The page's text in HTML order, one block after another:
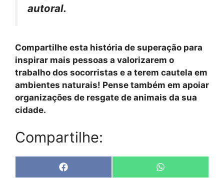
autoral.
Compartilhe esta história de superação para
inspirar mais pessoas a valorizarem o
trabalho dos socorristas e a terem cautela em
ambientes naturais! Pense também em apoiar
organizações de resgate de animais da sua
cidade.
Compartilhe:
Share
on
F
a
Share
on
W
h